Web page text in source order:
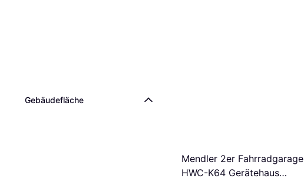
Gebäudefläche
Mendler 2er Fahrradgarage
HWC-K64 Gerätehaus